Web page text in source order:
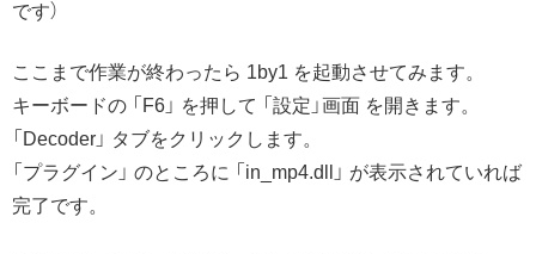
です）
ここまで作業が終わったら 1by1 を起動させてみます。
キーボードの 「F6」 を押して 「設定」画面 を開きます。
「Decoder」 タブをクリックします。
「プラグイン」 のところに 「in_mp4.dll」 が表示されていれば
完了です。